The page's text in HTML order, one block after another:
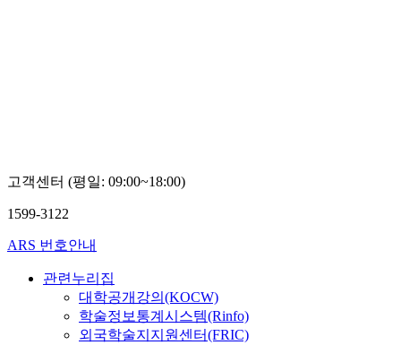
고객센터 (평일: 09:00~18:00)
1599-3122
ARS 번호안내
관련누리집
대학공개강의(KOCW)
학술정보통계시스템(Rinfo)
외국학술지지원센터(FRIC)